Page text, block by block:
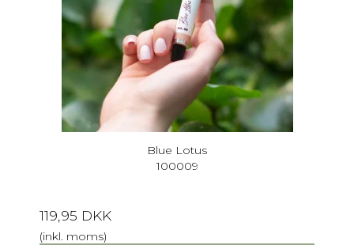
Blue Lotus
100009
119,95 DKK
(inkl. moms)